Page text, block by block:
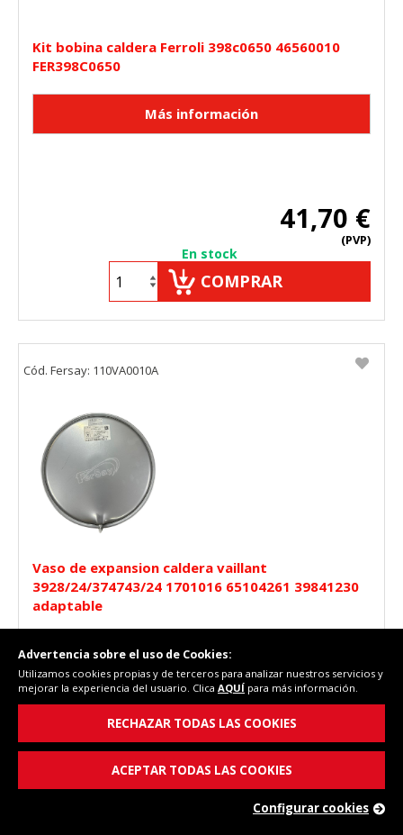
Kit bobina caldera Ferroli 398c0650 46560010
FER398C0650
41,70 €
(PVP)
En stock
COMPRAR
Vaso de expansion caldera vaillant
3928/24/374743/24 1701016 65104261 39841230
adaptable
87,33 €
En stock
COMPRAR
Cód. Fersay: 110VA0010A
Advertencia sobre el uso de Cookies:
Utilizamos cookies propias y de terceros para analizar nuestros servicios y
mejorar la experiencia del usuario. Clica AQUÍ para más información.
RECHAZAR TODAS LAS COOKIES
ACEPTAR TODAS LAS COOKIES
Configurar cookies